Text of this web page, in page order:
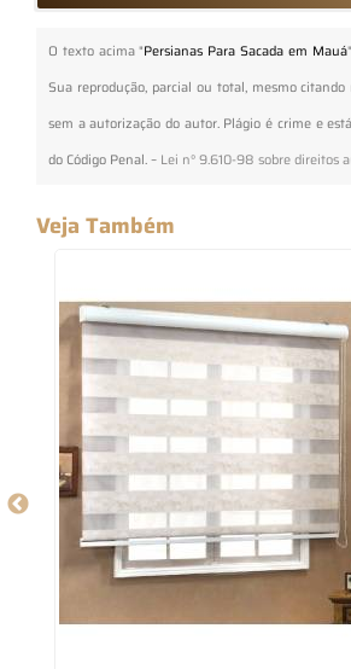
O texto acima "Persianas Para Sacada em Mauá
Sua reprodução, parcial ou total, mesmo
sem a autorização do autor. Plágio é crime e
do Código Penal. – Lei n° 9.610-98 sobre direitos
Veja Também